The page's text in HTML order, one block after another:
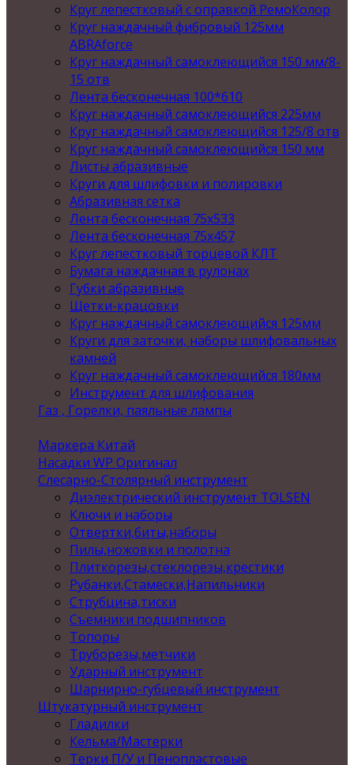
Круг лепестковый с оправкой РемоКолор
Круг наждачный фибровый 125мм
ABRAforce
Круг наждачный самоклеющийся 150 мм/8-
15 отв
Лента бесконечная 100*610
Круг наждачный самоклеющийся 225мм
Круг наждачный самоклеющийся 125/8 отв
Круг наждачный самоклеющийся 150 мм
Листы абразивные
Круги для шлифовки и полировки
Абразивная сетка
Лента бесконечная 75х533
Лента бесконечная 75х457
Круг лепестковый торцевой КЛТ
Бумага наждачная в рулонах
Губки абразивные
Щетки-крацовки
Круг наждачный самоклеющийся 125мм
Круги для заточки, наборы шлифовальных
камней
Круг наждачный самоклеющийся 180мм
Инструмент для шлифования
Газ , Горелки, паяльные лампы
Маркера Китай
Насадки WP Оригинал
Слесарно-Столярный инструмент
Диэлектрический инструмент TOLSEN
Ключи и наборы
Отвертки,биты,наборы
Пилы,ножовки и полотна
Плиткорезы,стеклорезы,крестики
Рубанки,Стамески,Напильники
Струбцина,тиски
Съемники подшипников
Топоры
Труборезы,метчики
Ударный инструмент
Шарнирно-губцевый инструмент
Штукатурный инструмент
Гладилки
Кельма/Мастерки
Терки П/У и Пенопластовые